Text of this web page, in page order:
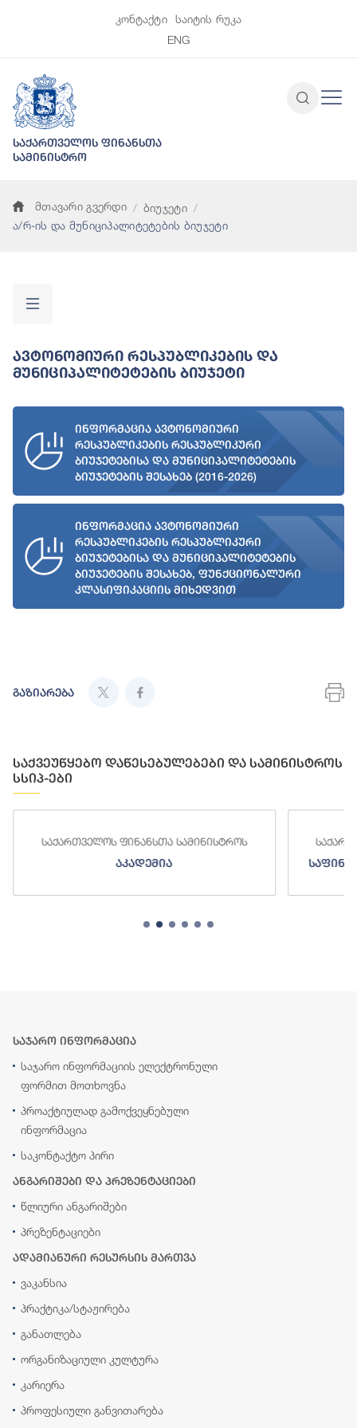
კონტაქტი
საიტის რუკა
ENG
საქართველოს ფინანსთა
სამინისტრო
მთავარი გვერდი
ბიუჯეტი
ა/რ-ის და მუნიციპალიტეტების ბიუჯეტი
Ავტონომიური Რესპუბლიკების Და
Მუნიციპალიტეტების Ბიუჯეტი
ინფორმაცია ავტონომიური
რესპუბლიკების რესპუბლიკური
ბიუჯეტებისა და მუნიციპალიტეტების
ბიუჯეტების შესახებ (2016-2026)
ინფორმაცია ავტონომიური
რესპუბლიკების რესპუბლიკური
ბიუჯეტებისა და მუნიციპალიტეტების
ბიუჯეტების შესახებ, ფუნქციონალური
კლასიფიკაციის მიხედვით
გაზიარება
საქვეუწყებო დაწესებულებები და სამინისტროს
სსიპ-ები
საქართველოს ფინანსთა სამინისტროს
აკადემია
საჯარო ინფორმაცია
საჯარო ინფორმაციის ელექტრონული
ფორმით მოთხოვნა
პროაქტიულად გამოქვეყნებული
ინფორმაცია
საკონტაქტო პირი
ანგარიშები და პრეზენტაციები
წლიური ანგარიშები
პრეზენტაციები
ადამიანური რესურსის მართვა
ვაკანსია
პრაქტიკა/სტაჟირება
განათლება
ორგანიზაციული კულტურა
კარიერა
პროფესიული განვითარება